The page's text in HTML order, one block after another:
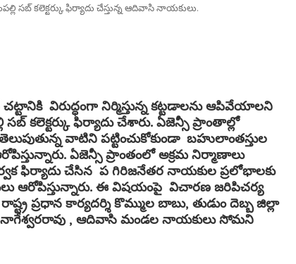
సబ్ కలెక్టర్కు ఫిర్యాదు చేస్తున్న ఆదివాసి నాయకులు.
విరుద్ధంగా నిర్మిస్తున్న కట్టడాలను ఆపివేయాలని
ఫిర్యాదు చేశారు. ఏజెన్సీ ప్రాంతాల్లో
వాటిని పట్టించుకోకుండా బహులాంతస్తుల
ఏజెన్సీ ప్రాంతంలో అక్రమ నిర్మాణాలు
ఫిర్యాదు చేసిన ప గిరిజనేతర నాయకుల ప్రలోభాలకు
ఆరోపిస్తున్నారు. ఈ విషయంపై విచారణ జరిపిచర్య
ప్రధాన కార్యదర్శి కొమ్ముల బాబు, తుడుం దెబ్బ జిల్లా
నాగేశ్వరరావు , ఆదివాసి మండల నాయకులు సోమని